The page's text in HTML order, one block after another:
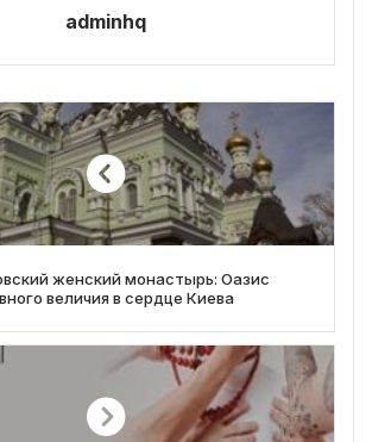
adminhq
женский монастырь: Оазис
величия в сердце Киева